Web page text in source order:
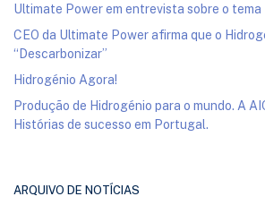
Ultimate Power em entrevista sobre o tema
CEO da Ultimate Power afirma que o
“Descarbonizar”
Hidrogénio Agora!
Produção de Hidrogénio para o mundo. A
Histórias de sucesso em Portugal.
ARQUIVO DE NOTÍCIAS